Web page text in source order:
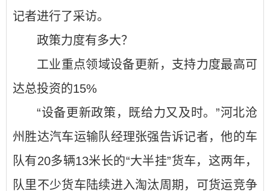
记者进行了采访。
政策力度有多大？
工业重点领域设备更新，支持力度最高可
达总投资的15%
“设备更新政策，既给力又及时。”河北沧
州胜达汽车运输队经理张强告诉记者，他的车
队有20多辆13米长的“大半挂”货车，这两年，
队里不少货车陆续进入淘汰周期，可货运竞争